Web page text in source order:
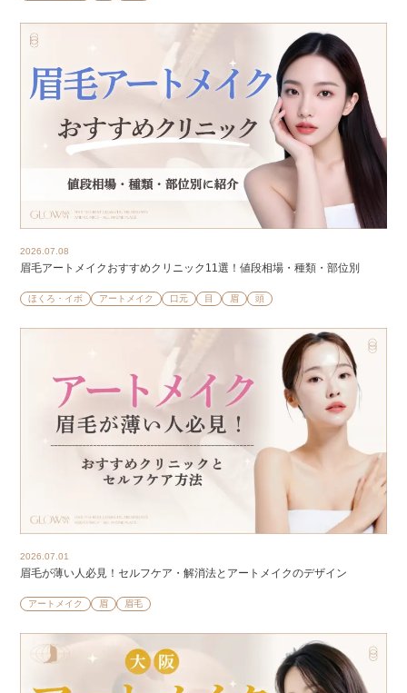
2026.07.08
眉毛アートメイクおすすめクリニック11選！値段相場・種類・部位別
ほくろ・イボ アートメイク 口元 目 眉 頭
2026.07.01
眉毛が薄い人必見！セルフケア・解消法とアートメイクのデザイン
アートメイク 眉 眉毛